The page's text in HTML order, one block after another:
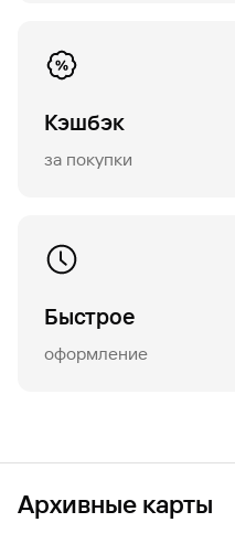
Кэшбэк
за покупки
Быстрое
оформление
Архивные карты